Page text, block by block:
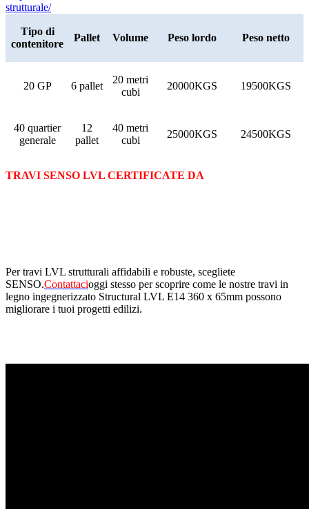
Tipo di
contenitore
Pallet Volume Peso lordo Peso netto
20 GP 6 pallet
20 metri
cubi
20000KGS 19500KGS
40 quartier
generale
12
pallet
40 metri
cubi
25000KGS 24500KGS
TRAVI SENSO LVL CERTIFICATE DA
Per travi LVL strutturali affidabili e robuste, scegliete
SENSO.Contattacioggi stesso per scoprire come le nostre travi in ​​
legno ingegnerizzato Structural LVL E14 360 x 65mm possono
migliorare i tuoi progetti edilizi.